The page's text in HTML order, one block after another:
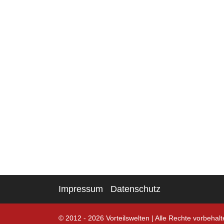
Impressum Datenschutz
© 2012 - 2026 Vorteilswelten | Alle Rechte